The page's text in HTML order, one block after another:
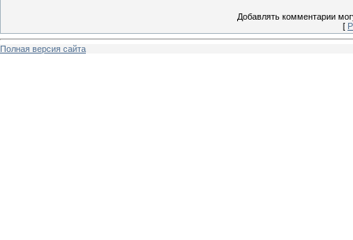
Добавлять комментарии
[
Полная версия сайта